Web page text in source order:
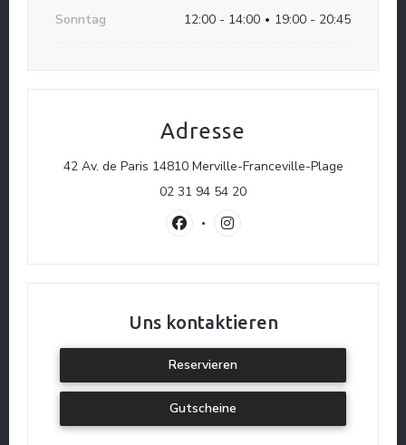
Sonntag 12:00 - 14:00 • 19:00 - 20:45
Adresse
42 Av. de Paris 14810 Merville-Franceville-Plage((öffnet
02 31 94 54 20
Facebook ((öffnet ein neues
Instagram ((öffnet ein
Uns kontaktieren
Reservieren
Gutscheine